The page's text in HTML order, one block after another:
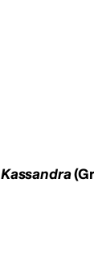
Kassandra